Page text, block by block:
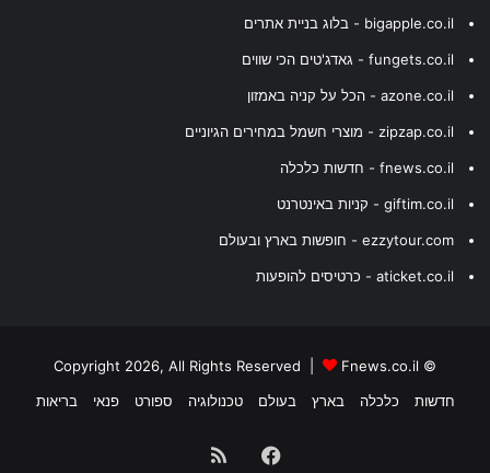
bigapple.co.il - בלוג בניית אתרים
fungets.co.il - גאדג'טים הכי שווים
azone.co.il - הכל על קניה באמזון
zipzap.co.il - מוצרי חשמל במחירים הגיוניים
fnews.co.il - חדשות כלכלה
giftim.co.il - קניות באינטרנט
ezzytour.com - חופשות בארץ ובעולם
aticket.co.il - כרטיסים להופעות
© Copyright 2026, All Rights Reserved |
Fnews.co.il
חדשות
כלכלה בארץ בעולם טכנולוגיה ספורט פנאי בריאות
Facebook